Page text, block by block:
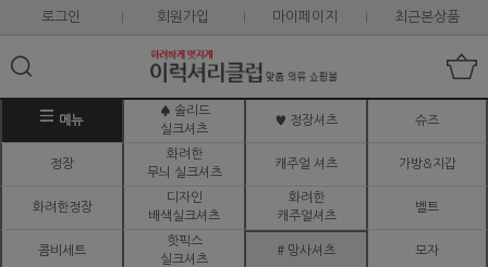
로그인 회원가입 마이페이지 최근본상품
메뉴
♠ 솔리드
실크셔츠
♥ 정장셔츠 슈즈
정장
화려한
무늬 실크셔츠
캐주얼 셔츠 가방&지갑
화려한정장
디자인
배색실크셔츠
화려한
캐주얼셔츠
벨트
콤비세트
핫픽스
실크셔츠
# 망사셔츠 모자